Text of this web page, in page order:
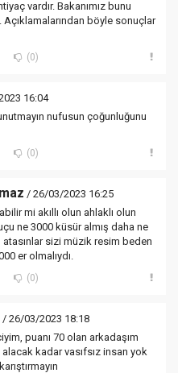
vardır. Bakanımız bunu
Açıklamalarından böyle sonuçlar
(0)
16:04
nufusun çoğunluğunu
(0)
/ 26/03/2023 16:25
mi akıllı olun ahlaklı olun
ne 3000 küsür almış daha ne
atasınlar sizi müzik resim beden
er olmalıydı.
(0)
/ 26/03/2023 18:18
puanı 70 olan arkadaşım
kadar vasıfsız insan yok